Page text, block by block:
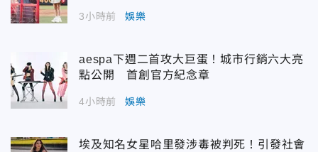
3小時前 娛樂
aespa下週二首攻大巨蛋！城市行銷六大亮
點公開 首創官方紀念章
4小時前 娛樂
埃及知名女星哈里發涉毒被判死！引發社會